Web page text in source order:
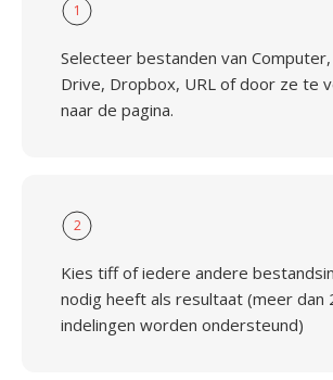
1
Selecteer bestanden van
Drive, Dropbox, URL of door ze te
naar de pagina.
2
Kies tiff of iedere andere
nodig heeft als resultaat (meer dan
indelingen worden ondersteund)